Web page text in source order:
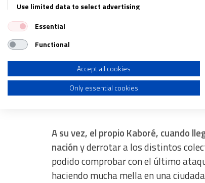
Además del reto de hacer frente a
que hace dos años, el 24 de enero
Movimiento Patriótico de
Estado, Roch Marc Christian
sector del ejército a instaurar este
la “inseguridad”, lamentando que en
internos, víctimas en su gran
A su vez, el propio Kaboré, cuando
nacióny derrotar a los distintos
podido comprobar con el último
haciendo mucha mella en una
Use limited data to select advertising
Create profiles for personalised advertising
Use profiles to select personalised advertising
Create profiles to personalise content
Use profiles to select personalised content
Measure content performance
Understand audiences through statistics or
Develop and improve services
Essential
Functional
Accept all cookies
Only essential cookies